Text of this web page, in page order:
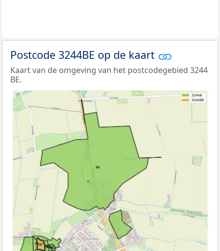
Postcode 3244BE op de kaart
Kaart van de omgeving van het postcodegebied 3244
BE.